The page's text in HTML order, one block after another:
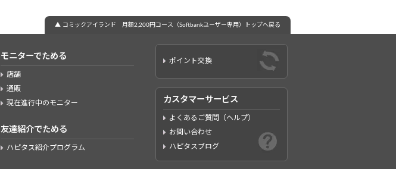
▲ コミックアイランド 月額2,200円コース（Softbankユーザー専用）トップへ戻る
モニターでためる
店舗
通販
現在進行中のモニター
友達紹介でためる
ハピタス紹介プログラム
ポイント交換
カスタマーサービス
よくあるご質問（ヘルプ）
お問い合わせ
ハピタスブログ